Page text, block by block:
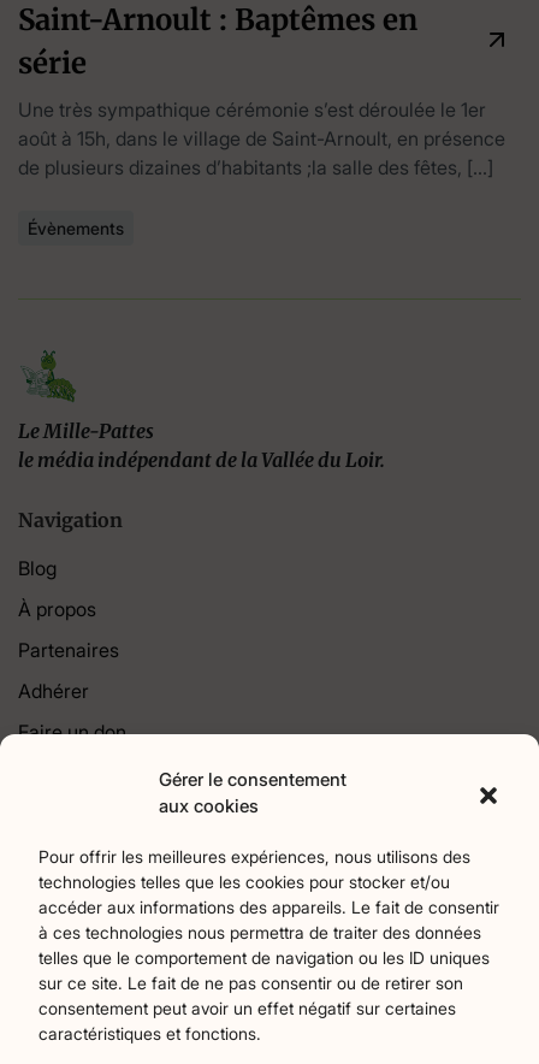
Gérer le consentement
aux cookies
Pour offrir les meilleures expériences, nous utilisons des
technologies telles que les cookies pour stocker et/ou
accéder aux informations des appareils. Le fait de consentir
à ces technologies nous permettra de traiter des données
telles que le comportement de navigation ou les ID uniques
sur ce site. Le fait de ne pas consentir ou de retirer son
consentement peut avoir un effet négatif sur certaines
caractéristiques et fonctions.
Saint-Arnoult : Baptêmes en
série
Une très sympathique cérémonie s’est déroulée le 1er
août à 15h, dans le village de Saint-Arnoult, en présence
de plusieurs dizaines d’habitants ;la salle des fêtes, […]
Évènements
Le Mille-Pattes
le média indépendant de la Vallée du Loir.
Navigation
Blog
À propos
Partenaires
Adhérer
Faire un don
Agriculture18 Art et culture256 Associations 22
Bien-Etre 2 chronique7 Collectivités territoriales79
Commerces Divers Économie et emploi 61
Éducation94 Évènements373 Histoire et patrimoine174
La parole à nos lecteurs1 Nature et écologie75 Santé
sport27 Tourisme 19